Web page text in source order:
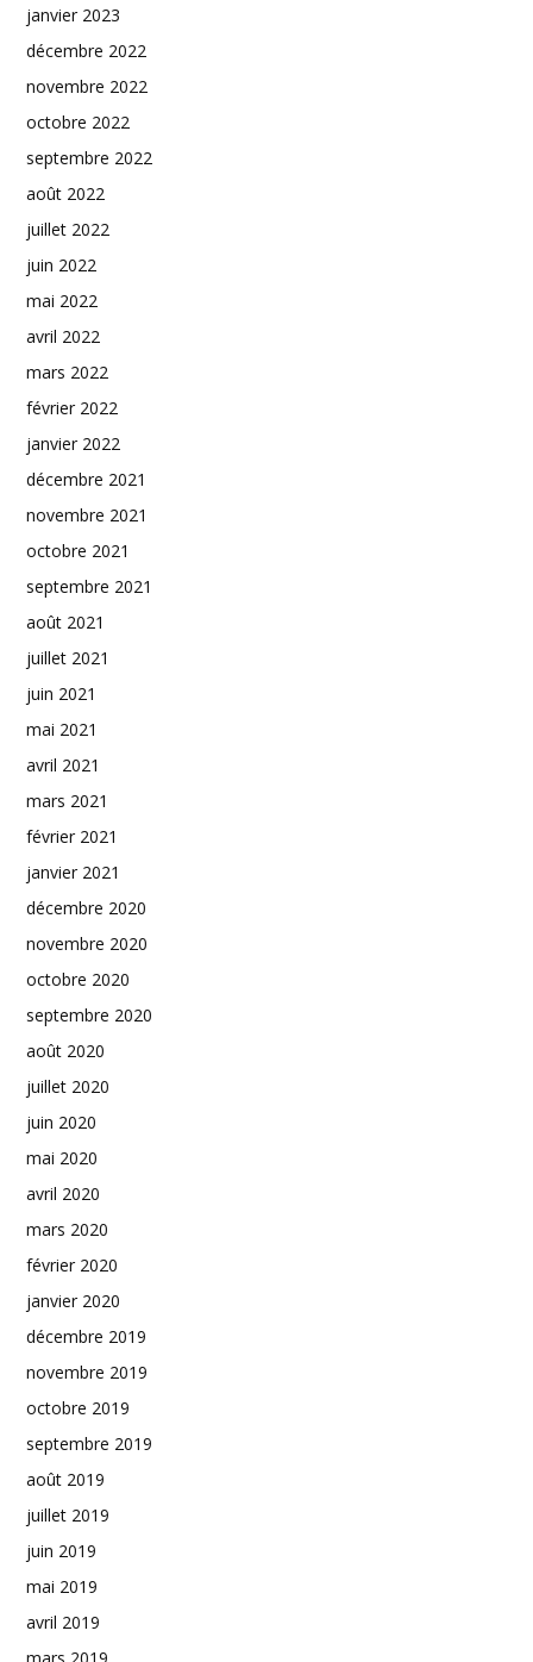
janvier 2023
décembre 2022
novembre 2022
octobre 2022
septembre 2022
août 2022
juillet 2022
juin 2022
mai 2022
avril 2022
mars 2022
février 2022
janvier 2022
décembre 2021
novembre 2021
octobre 2021
septembre 2021
août 2021
juillet 2021
juin 2021
mai 2021
avril 2021
mars 2021
février 2021
janvier 2021
décembre 2020
novembre 2020
octobre 2020
septembre 2020
août 2020
juillet 2020
juin 2020
mai 2020
avril 2020
mars 2020
février 2020
janvier 2020
décembre 2019
novembre 2019
octobre 2019
septembre 2019
août 2019
juillet 2019
juin 2019
mai 2019
avril 2019